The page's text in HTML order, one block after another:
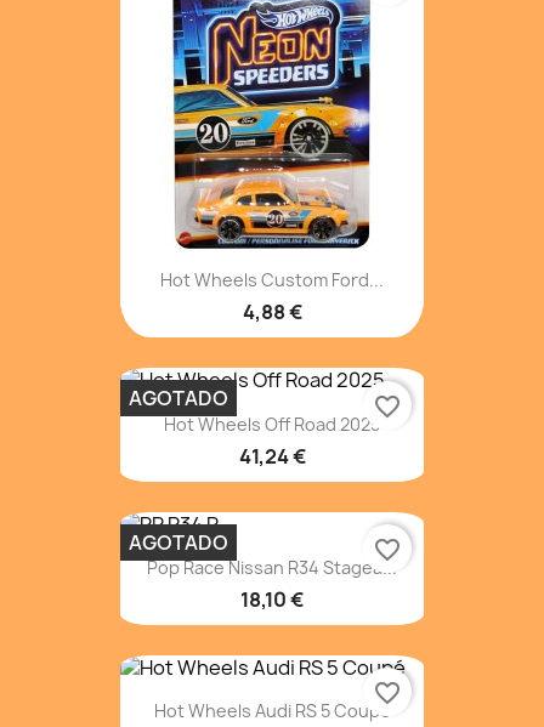
Hot Wheels Custom Ford...
4,88 €
Hot Wheels Off Road 2025
41,24 €
AGOTADO favorite_border
Pop Race Nissan R34 Stagea...
18,10 €
AGOTADO favorite_border
Hot Wheels Audi RS 5 Coupé
favorite_border